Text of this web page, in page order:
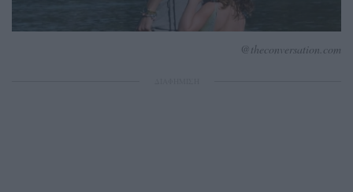
@theconversation.com